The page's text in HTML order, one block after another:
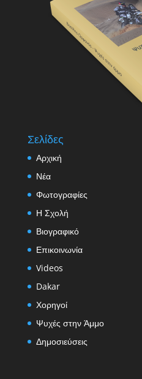
Σελίδες
Αρχική
Νέα
Φωτογραφίες
Η Σχολή
Βιογραφικό
Επικοινωνία
Videos
Dakar
Χορηγοί
Ψυχές στην Άμμο
Δημοσιεύσεις